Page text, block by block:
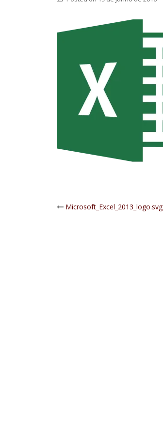
Post
Microsoft_Excel_2013_logo.svg